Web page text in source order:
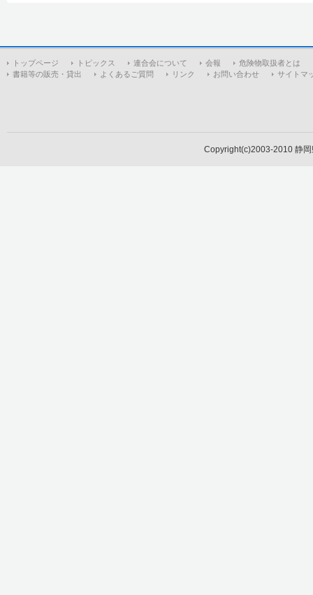
トップページ トピックス 連合会について 会報
危険物取扱者とは
書籍等の販売・貸出
よくあるご質問 リンク お問い合わせ サイトマ
Copyright(c)2003-2010 静